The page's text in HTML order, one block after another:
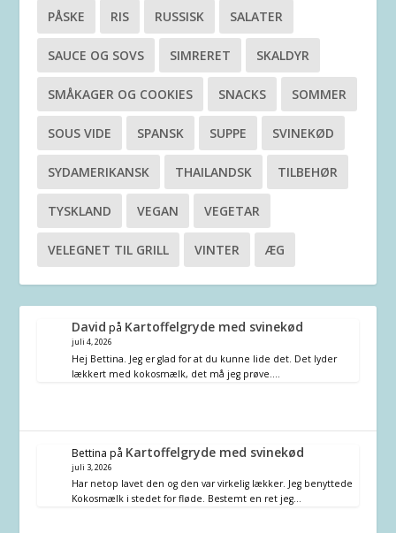
PÅSKE RIS RUSSISK SALATER
SAUCE OG SOVS SIMRERET SKALDYR
SMÅKAGER OG COOKIES SNACKS SOMMER
SOUS VIDE SPANSK SUPPE SVINEKØD
SYDAMERIKANSK THAILANDSK TILBEHØR
TYSKLAND VEGAN VEGETAR
VELEGNET TIL GRILL VINTER ÆG
David på Kartoffelgryde med svinekød
juli 4, 2026
Hej Bettina. Jeg er glad for at du kunne lide det. Det lyder
lækkert med kokosmælk, det må jeg prøve.…
Bettina på Kartoffelgryde med svinekød
juli 3, 2026
Har netop lavet den og den var virkelig lækker. Jeg benyttede
Kokosmælk i stedet for fløde. Bestemt en ret jeg…